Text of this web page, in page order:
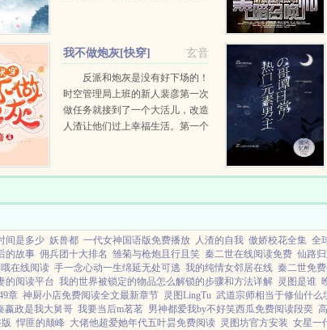
玄音
我不做炮灰[快穿]
反派和炮灰是没有好下场的！
时空管理局上班的新人裴彦第一次
做任务就接到了一个大活儿，改造
人渣让他们过上幸福生活。第一个
交能力回家啃老？裴彦...
间是多少 妖兽都 一代女神国语版免费播放 人渣的自我 傲娇校花全集 全
的故事 佣兵团十大排名 雏菊与枪炮且行且笑 秦二世在线阅读免费 仙路
在线阅读 手一念心动一生绵延无处可逃 我的纯情女邻居在线 秦二世免
的阅读平台 我的世界被锁定的物品怎么解锁的步骤和方法详解 灵图是谁
章 神厨小店免费阅读全文最新章节 灵图LingTu 武道宗师相当于修仙什么
嬴政是我大舅哥 我要当后m茗茗 男神都爱我by不好笑西瓜免费阅读段奕
悍匪的颠峰 大佬他超爱她年代五叶昙免费阅读 灵图坊官方安装 女星一